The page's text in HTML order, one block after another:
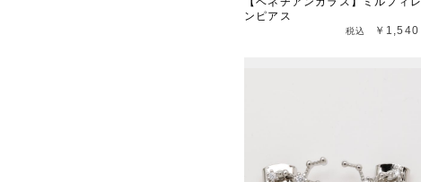
ンピアス
￥1,540